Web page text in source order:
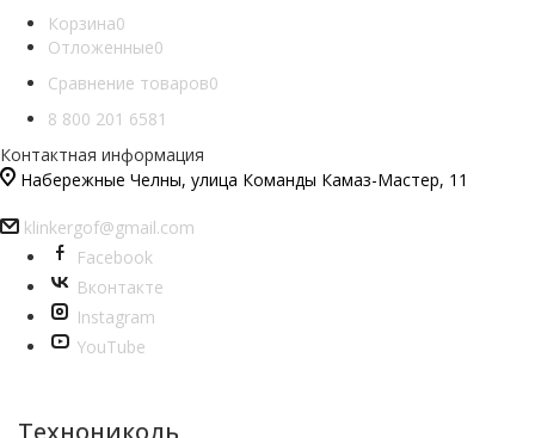
Корзина0
Отложенные0
Сравнение товаров0
8 800 201 6581
Контактная информация
Набережные Челны, улица Команды Камаз-Мастер, 11
klinkergof@gmail.com
Facebook
Вконтакте
Instagram
YouTube
Технониколь